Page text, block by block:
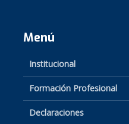
Menú
Institucional
Formación Profesional
Declaraciones